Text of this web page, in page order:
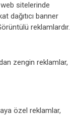
web sitelerinde
dağıtıcı banner
reklamlardır.
zengin reklamlar,
özel reklamlar,